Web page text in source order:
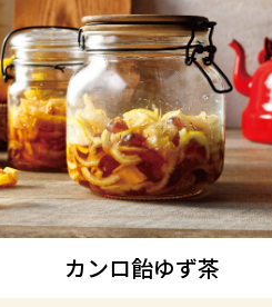
カンロ飴ゆず茶